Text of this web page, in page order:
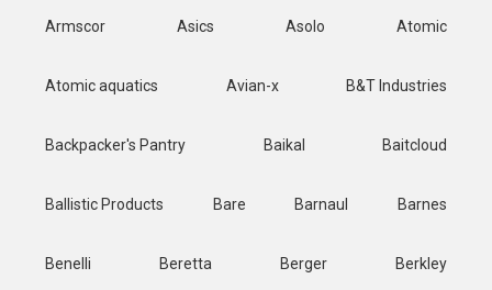
Armscor Asics Asolo Atomic
Atomic aquatics Avian-x B&T Industries
Backpacker's Pantry Baikal Baitcloud
Ballistic Products Bare Barnaul Barnes
Benelli Beretta Berger Berkley